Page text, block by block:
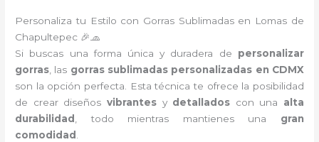
Personaliza tu Estilo con Gorras Sublimadas en Lomas de
Chapultepec 🎉🧢
Si buscas una forma única y duradera de personalizar
gorras, las gorras sublimadas personalizadas en CDMX
son la opción perfecta. Esta técnica te ofrece la posibilidad
de crear diseños vibrantesy detallados con una alta
durabilidad , todo mientras mantienes una gran
comodidad .